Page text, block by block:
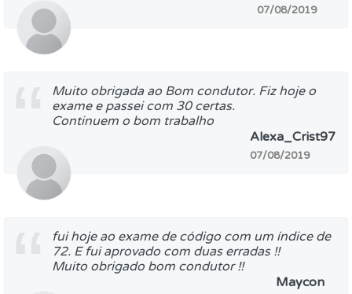
07/08/2019
Muito obrigada ao Bom condutor. Fiz hoje o
exame e passei com 30 certas.
Continuem o bom trabalho
Alexa_Crist97
07/08/2019
fui hoje ao exame de código com um índice de
72. E fui aprovado com duas erradas !!
Muito obrigado bom condutor !!
Maycon